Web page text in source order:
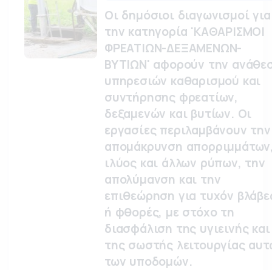
Οι δημόσιοι διαγωνισμοί για
την κατηγορία 'ΚΑΘΑΡΙΣΜΟΙ
ΦΡΕΑΤΙΩΝ-ΔΕΞΑΜΕΝΩΝ-
ΒΥΤΙΩΝ' αφορούν την
υπηρεσιών καθαρισμού και
συντήρησης φρεατίων,
δεξαμενών και βυτίων. Οι
εργασίες περιλαμβάνουν την
απομάκρυνση
ιλύος και άλλων ρύπων, την
απολύμανση και την
επιθεώρηση για τυχόν
ή φθορές, με στόχο τη
διασφάλιση της υγιεινής και
της σωστής λειτουργίας
των υποδομών.